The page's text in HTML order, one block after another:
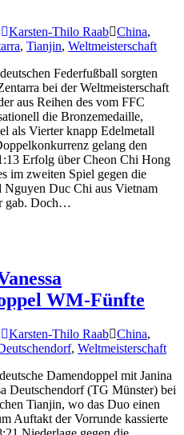
Karsten-Thilo Raab China,
, Tianjin, Weltmeisterschaft
Federfußball sorgten
bei der Weltmeisterschaft
aus Reihen des vom FFC
die Bronzemedaille,
als Vierter knapp Edelmetall
gelang den
Erfolg über Cheon Chi Hong
im zweiten Spiel gegen die
Duc Chi aus Vietnam
gab. Doch…
WM-Fünfte
Karsten-Thilo Raab China,
, Weltmeisterschaft
Damendoppel mit Janina
Deutschendorf (TG Münster) bei
Tianjin, wo das Duo einen
Auftakt der Vorrunde kassierte